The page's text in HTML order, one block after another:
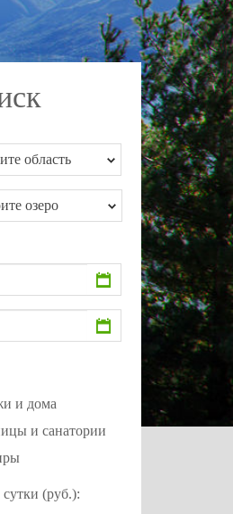
область
озеро
и дома
и санатории
(руб.):